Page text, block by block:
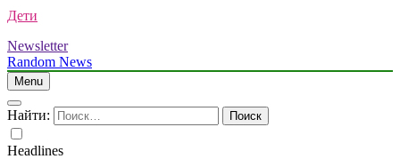
Дети
Newsletter
Random News
Menu
Найти:
Headlines